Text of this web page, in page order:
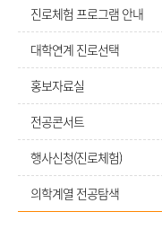
진로체험 프로그램 안내
대학연계 진로선택
홍보자료실
전공콘서트
행사신청(진로체험)
의학계열 전공탐색